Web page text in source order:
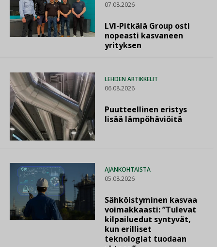
07.08.2026
LVI-Pitkälä Group osti
nopeasti kasvaneen
yrityksen
LEHDEN ARTIKKELIT
06.08.2026
Puutteellinen eristys
lisää lämpöhäviöitä
AJANKOHTAISTA
05.08.2026
Sähköistyminen kasvaa
voimakkaasti: ”Tulevat
kilpailuedut syntyvät,
kun erilliset
teknologiat tuodaan